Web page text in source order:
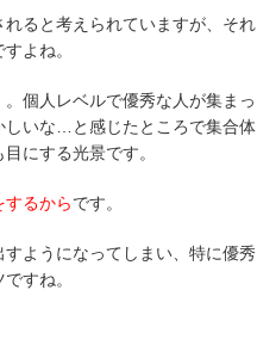
ると考えられていますが、それ
よね。
個人レベルで優秀な人が集まっ
しいな…と感じたところで集合体
にする光景です。
するからです。
ようになってしまい、特に優秀
すね。